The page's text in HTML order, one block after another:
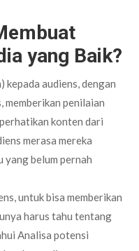
yang Baik?
kepada audiens, dengan
memberikan penilaian
konten dari
merasa mereka
yang belum pernah
untuk bisa memberikan
harus tahu tentang
Analisa potensi